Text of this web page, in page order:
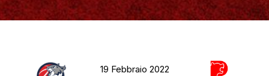
19 Febbraio 2022